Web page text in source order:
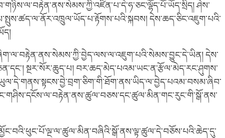
ཤེས་
དེས་ཆད་ཅིང་འཇུག་པའི་
དེས་
སྔར་སོར་ཆུད་པ། བར་ཆད་མེད་པའམ་ཡང་ན་རྩོལ་མེད་རང་ཤུགས་